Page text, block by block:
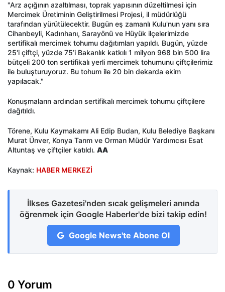
"Arz açığının azaltılması, toprak yapısının düzeltilmesi için
Mercimek Üretiminin Geliştirilmesi Projesi, il müdürlüğü
tarafından yürütülecektir. Bugün eş zamanlı Kulu'nun yanı sıra
Cihanbeyli, Kadınhanı, Sarayönü ve Hüyük ilçelerimizde
sertifikalı mercimek tohumu dağıtımları yapıldı. Bugün, yüzde
25'i çiftçi, yüzde 75’i Bakanlık katkılı 1 milyon 968 bin 500 lira
bütçeli 200 ton sertifikalı yerli mercimek tohumunu çiftçilerimiz
ile buluşturuyoruz. Bu tohum ile 20 bin dekarda ekim
yapılacak."
Konuşmaların ardından sertifikalı mercimek tohumu çiftçilere
dağıtıldı.
Törene, Kulu Kaymakamı Ali Edip Budan, Kulu Belediye Başkanı
Murat Ünver, Konya Tarım ve Orman Müdür Yardımcısı Esat
Altuntaş ve çiftçiler katıldı. AA
Kaynak: HABER MERKEZİ
İlkses Gazetesi'nden sıcak gelişmeleri anında
öğrenmek için Google Haberler'de bizi takip edin!
Google News'te Abone Ol
0 Yorum